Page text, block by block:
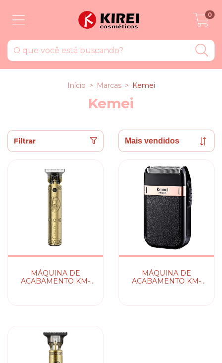
0
Início > Marcas > Kemei
Kemei
Filtrar
MÁQUINA DE
ACABAMENTO KM-
MÁQUINA DE
ACABAMENTO KM-